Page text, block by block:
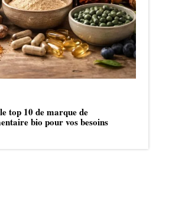
top 10 de marque de
bio pour vos besoins